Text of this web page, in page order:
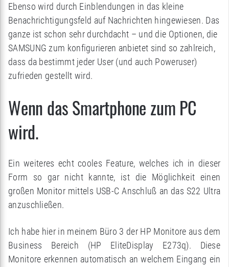
Ebenso wird durch Einblendungen in das kleine
Benachrichtigungsfeld auf Nachrichten hingewiesen. Das
ganze ist schon sehr durchdacht – und die Optionen, die
SAMSUNG zum konfigurieren anbietet sind so zahlreich,
dass da bestimmt jeder User (und auch Poweruser)
zufrieden gestellt wird.
Wenn das Smartphone zum PC
wird.
Ein weiteres echt cooles Feature, welches ich in dieser
Form so gar nicht kannte, ist die Möglichkeit einen
großen Monitor mittels USB-C Anschluß an das S22 Ultra
anzuschließen.
Ich habe hier in meinem Büro 3 der HP Monitore aus dem
Business Bereich (HP EliteDisplay E273q). Diese
Monitore erkennen automatisch an welchem Eingang ein